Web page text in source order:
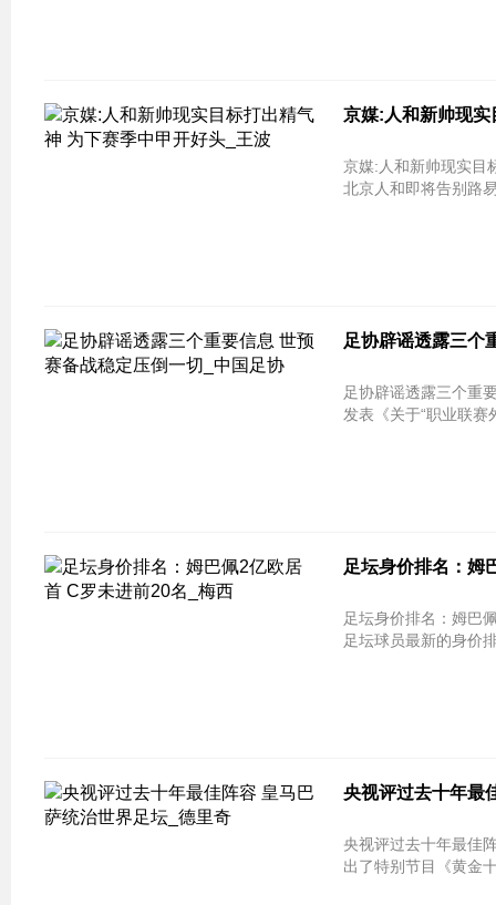
京媒:人和新帅现
京媒:人和新帅现实目
北京人和即将告别路
足协辟谣透露三个
足协辟谣透露三个重
发表《关于“职业联
足坛身价排名：姆
足坛身价排名：姆巴佩2亿欧居首 C
足坛球员最新的身价
央视评过去十年最
央视评过去十年最佳阵容 皇马巴萨
出了特别节目《黄金